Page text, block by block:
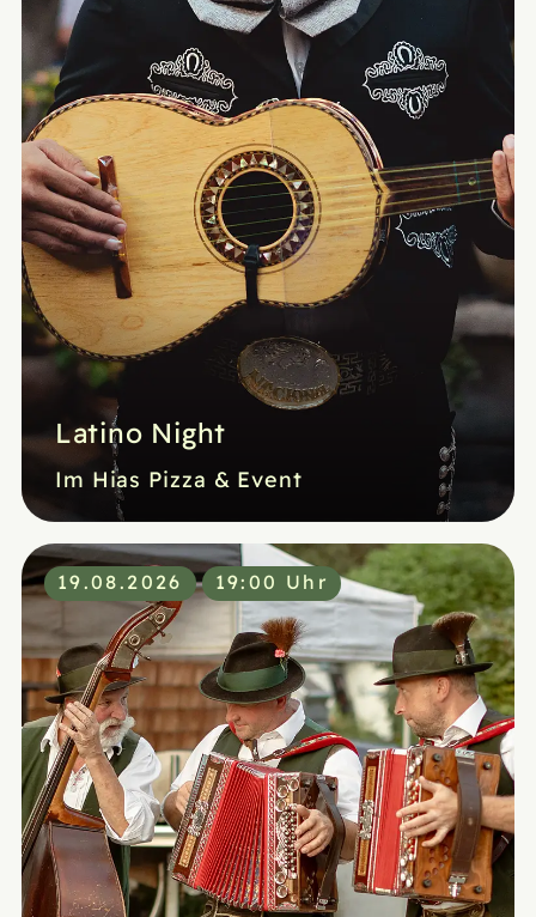
Latino Night
Im Hias Pizza & Event
19.08.2026 19:00 Uhr